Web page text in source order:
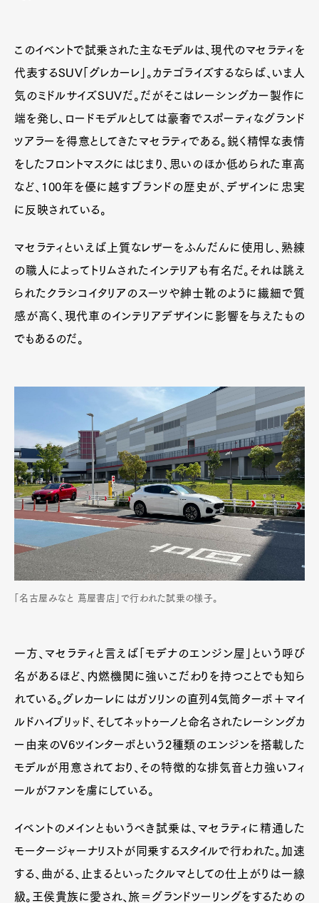
このイベントで試乗された主なモデルは、現代のマセラティを
代表するSUV「グレカーレ」。カテゴライズするならば、いま人
気のミドルサイズSUVだ。だがそこはレーシングカー製作に
端を発し、ロードモデルとしては豪奢でスポーティなグランド
ツアラーを得意としてきたマセラティである。鋭く精悍な表情
をしたフロントマスクにはじまり、思いのほか低められた車高
など、100年を優に越すブランドの歴史が、デザインに忠実
に反映されている。
マセラティといえば上質なレザーをふんだんに使用し、熟練
の職人によってトリムされたインテリアも有名だ。それは誂え
られたクラシコイタリアのスーツや紳士靴のように繊細で質
感が高く、現代車のインテリアデザインに影響を与えたもの
でもあるのだ。
「名古屋みなと 蔦屋書店」で行われた試乗の様子。
一方、マセラティと言えば「モデナのエンジン屋」という呼び
名があるほど、内燃機関に強いこだわりを持つことでも知ら
れている。グレカーレにはガソリンの直列4気筒ターボ＋マイ
ルドハイブリッド、そしてネットゥーノと命名されたレーシングカ
ー由来のV6ツインターボという2種類のエンジンを搭載した
モデルが用意されており、その特徴的な排気音と力強いフィ
ールがファンを虜にしている。
イベントのメインともいうべき試乗は、マセラティに精通した
モータージャーナリストが同乗するスタイルで行われた。加速
する、曲がる、止まるといったクルマとしての仕上がりは一線
級。王侯貴族に愛され、旅＝グランドツーリングをするための